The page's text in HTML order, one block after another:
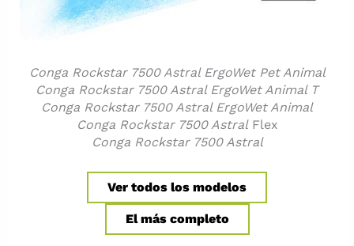
Conga Rockstar 7500 Astral ErgoWet Pet Animal
Conga Rockstar 7500 Astral ErgoWet Animal T
Conga Rockstar 7500 Astral ErgoWet Animal
Conga Rockstar 7500 AstralFlex
Conga Rockstar 7500 Astral
Ver todos los modelos
El más completo